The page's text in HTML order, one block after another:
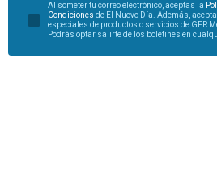
Al someter tu correo electrónico, aceptas la
Condiciones de El Nuevo Día. Además,
especiales de productos o servicios de GFR
Podrás optar salirte de los boletines en